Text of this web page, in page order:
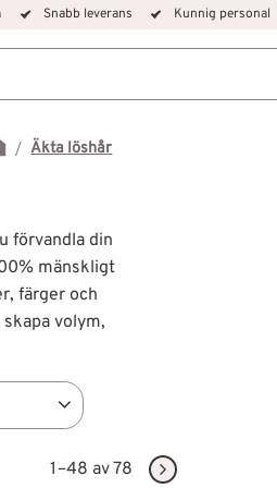
Snabb leverans Kunnig personal
Äkta löshår
förvandla din
mänskligt
färger och
volym,
1–48 av78